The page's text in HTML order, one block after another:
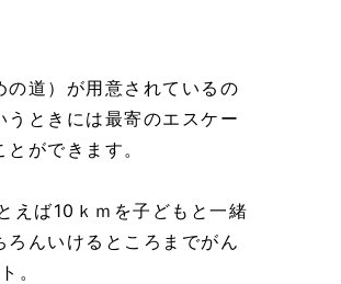
道）が用意されているの
ときには最寄のエスケー
ができます。
えば10ｋｍを子どもと一緒
んいけるところまでがん
。